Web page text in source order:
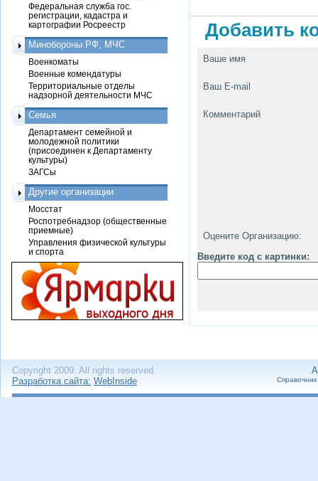
Добавить
Ваше имя
Ваш E-mail
Комментарий
Оцените Организацию:
Введите код с картинки:
Федеральная служба гос.
регистрации, кадастра и
картографии Росреестр
Минобороны РФ, МЧС
Военкоматы
Военные комендатуры
Территориальные отделы
надзорной деятельности МЧС
Семья
Департамент семейной и
молодежной политики
(присоединен к Департаменту
культуры)
ЗАГСы
Другие организации
Мосстат
Роспотребнадзор (общественные
приемные)
Управления физической культуры
и спорта
Copyright 2009. All rights reserved.
Разработка сайта: WebInside